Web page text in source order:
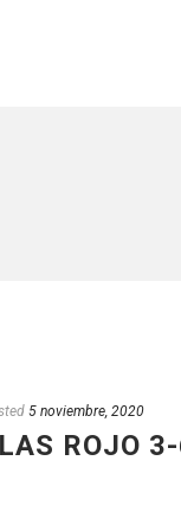
5 noviembre, 2020
ROJO